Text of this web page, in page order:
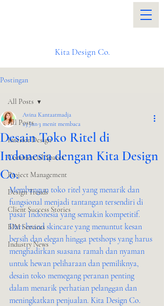
Kita Design Co.
Postingan
All Posts
Interior Design
Commercial Spaces
Project Management
Design Trends
Client Success Stories
BIM Services
Industry News
All Posts
Desain Toko Ritel di
Indonesia dengan Kita Design
Co.
Avina Kantaatmadja
23 Jun3 menit membaca
Membangun toko ritel yang menarik dan
fungsional menjadi tantangan tersendiri di
pasar Indonesia yang semakin kompetitif.
Dari brand skincare yang menuntut kesan
bersih dan elegan hingga petshops yang harus
menghadirkan suasana ramah dan nyaman
untuk hewan peliharaan dan pemiliknya,
desain toko memegang peranan penting
dalam menarik perhatian pelanggan dan
meningkatkan penjualan. Kita Design Co.